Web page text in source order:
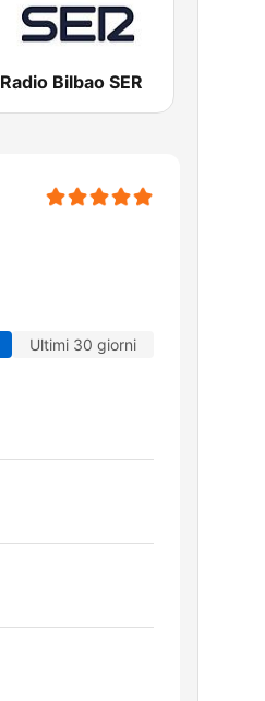
Radio Bilbao SER
Ultimi 30 giorni